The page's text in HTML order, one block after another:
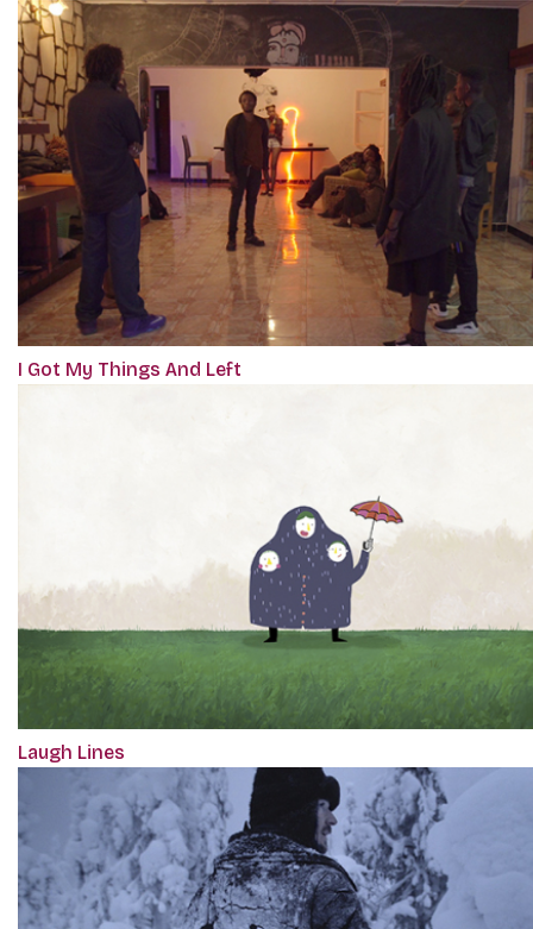
I Got My Things And Left
Laugh Lines